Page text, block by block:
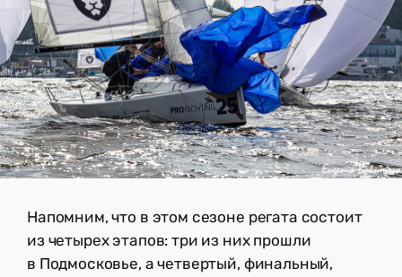
Напомним, что в этом сезоне регата состоит
из четырех этапов: три из них прошли
в Подмосковье, а четвертый, финальный,